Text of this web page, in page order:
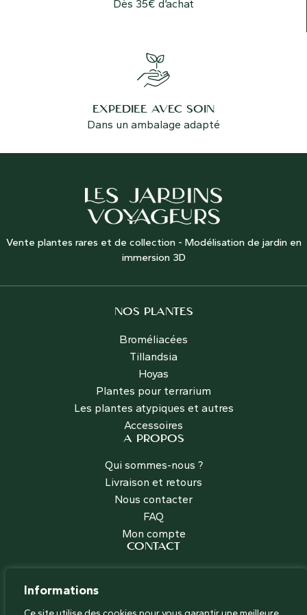
Informations
Dès 35€ d’achat
EXPÉDIÉE AVEC SOIN
Dans un ambalage adapté
Vente plantes rares et de collection - Modélisation de jardin en
immersion 3D
NOS PLANTES
Broméliacées
Tillandsia
Hoyas
Plantes pour terrarium
Les plantes atypiques et autres
Accessoires
A PROPOS
Qui sommes-nous ?
Livraison et retours
Nous contacter
FAQ
Mon compte
CONTACT